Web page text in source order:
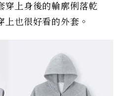
穿上身後的輪廓俐落乾
也很好看的外套。